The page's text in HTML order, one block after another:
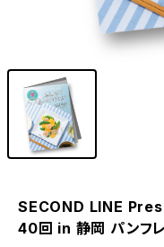
SECOND LINE
40回 in 静岡 パンフ